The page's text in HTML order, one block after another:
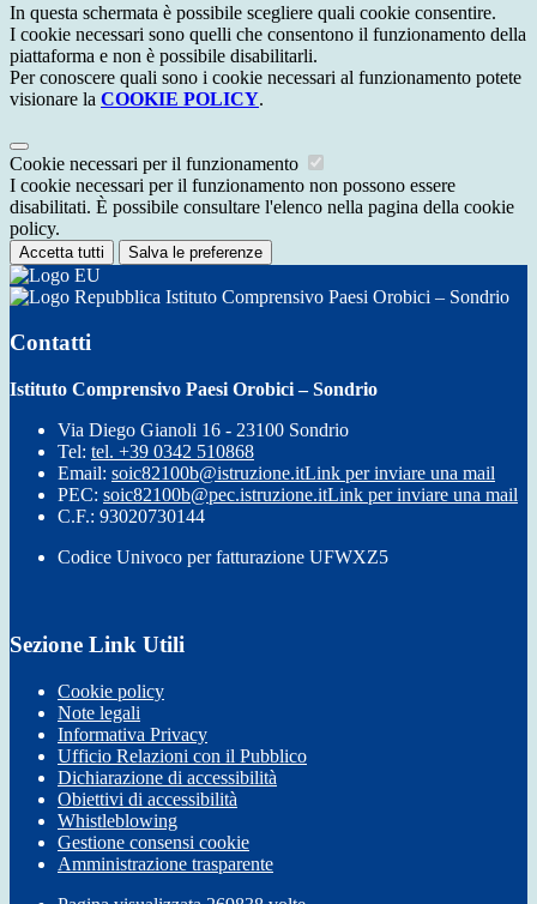
In questa schermata è possibile scegliere quali cookie consentire.
I cookie necessari sono quelli che consentono il funzionamento della
piattaforma e non è possibile disabilitarli.
Per conoscere quali sono i cookie necessari al funzionamento potete
visionare la COOKIE POLICY.
Cookie necessari per il funzionamento
I cookie necessari per il funzionamento non possono essere
disabilitati. È possibile consultare l'elenco nella pagina della cookie
policy.
Accetta tutti Salva le preferenze
Istituto Comprensivo Paesi Orobici – Sondrio
Contatti
Istituto Comprensivo Paesi Orobici – Sondrio
Via Diego Gianoli 16 - 23100 Sondrio
Tel: tel. +39 0342 510868
Email: soic82100b@istruzione.itLink per inviare una mail
PEC: soic82100b@pec.istruzione.itLink per inviare una mail
C.F.: 93020730144
Codice Univoco per fatturazione UFWXZ5
Sezione Link Utili
Cookie policy
Note legali
Informativa Privacy
Ufficio Relazioni con il Pubblico
Dichiarazione di accessibilità
Obiettivi di accessibilità
Whistleblowing
Gestione consensi cookie
Amministrazione trasparente